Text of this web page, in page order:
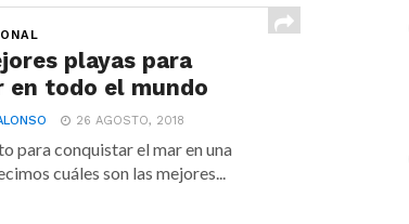
playas para
en todo el mundo
26 AGOSTO, 2018
para conquistar el mar en una
cuáles son las mejores...